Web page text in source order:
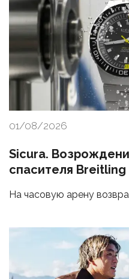
01/08/2026
Sicura.
спасителя Breitling
На часовую арену